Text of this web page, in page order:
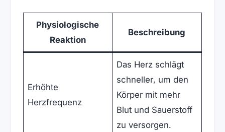
Physiologische
Reaktion
Beschreibung
Erhöhte
Herzfrequenz
Das Herz schlägt
schneller, um den
Körper mit mehr
Blut und Sauerstoff
zu versorgen.